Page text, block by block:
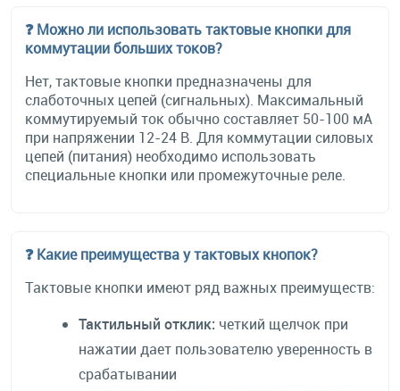
❓ Можно ли использовать тактовые кнопки для
коммутации больших токов?
Нет, тактовые кнопки предназначены для
слаботочных цепей (сигнальных). Максимальный
коммутируемый ток обычно составляет 50-100 мА
при напряжении 12-24 В. Для коммутации силовых
цепей (питания) необходимо использовать
специальные кнопки или промежуточные реле.
❓ Какие преимущества у тактовых кнопок?
Тактовые кнопки имеют ряд важных преимуществ:
Тактильный отклик: четкий щелчок при
нажатии дает пользователю уверенность в
срабатывании